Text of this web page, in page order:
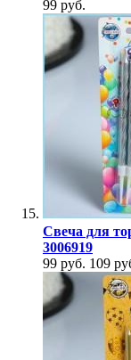
99 руб.
Свеча для
3006919
99 руб. 109